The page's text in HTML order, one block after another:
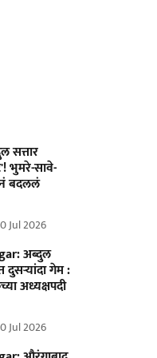
सत्तार
भुमरे-सावे-
बदललं
Jul 2026
अब्दुल
दुसऱ्यांदा गेम :
अध्यक्षपदी
Jul 2026